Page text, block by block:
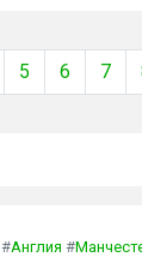
5 6 7
#Англия #